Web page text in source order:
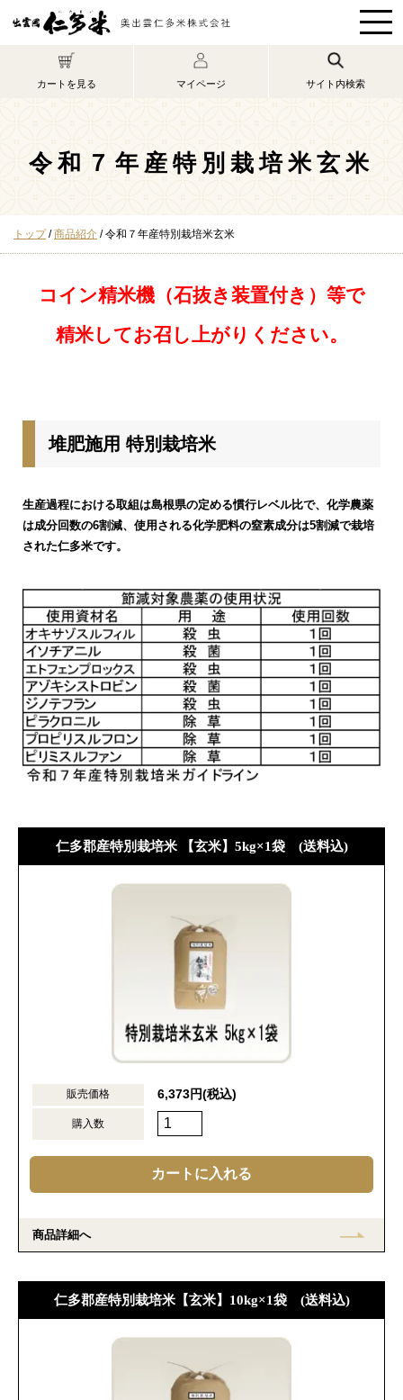
このページの本文へ
カートを見る マイページ サイト内検索
令和７年産特別栽培米玄米
現
トップ/商品紹介 /令和７年産特別栽培米玄米
コイン精米機（石抜き装置付き）等で
精米してお召し上がりください。
堆肥施用 特別栽培米
生産過程における取組は島根県の定める慣行レベル比で、化学農薬
は成分回数の6割減、使用される化学肥料の窒素成分は5割減で栽培
された仁多米です。
仁多郡産特別栽培米 【玄米】5kg×1袋 (送料込)
販売価格 6,373円(税込)
購入数
商品詳細へ
仁多郡産特別栽培米【玄米】10kg×1袋 (送料込)